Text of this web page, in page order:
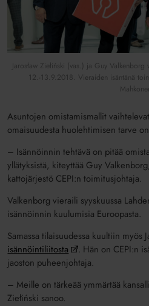
Jarosław Ziełiński (vas.) ja Guy
12.-13.9.2018. Vieraiden isäntänä
Mahkonen
Asuntojen omistamismallit
omaisuudesta huolehtimisen tarve
– Isännöinnin tehtävä on pitää
yllätyksistä, kiteyttää Guy
kattojärjestö CEPI:n toimitusjohtaja.
Valkenborg vieraili syyskuussa
isännöinnin kuulumisia Euroopasta.
Samassa tilaisuudessa kuultiin myös
isännöintiliitosta
. Hän on CEPI:n
jaoston puheenjohtaja.
– Meille on tärkeää ymmärtää
Ziełiński sanoo.